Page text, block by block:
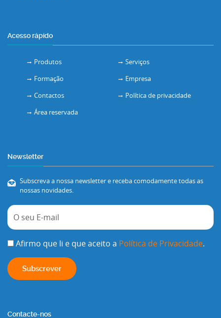
Acesso rápido
Produtos
Serviços
Formação
Empresa
Contactos
Política de privacidade
Área reservada
Newsletter
Subscreva a nossa newsletter e receba comodamente todas as
nossas novidades.
Afirmo que li e que aceito a Política de Privacidade.
Contacte-nos